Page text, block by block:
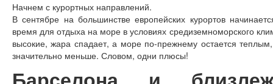
Начнем с курортных направлений.
В сентябре на большинстве европейских курортов
время для отдыха на море в условиях средиземноморского
высокие, жара спадает, а море по-прежнему остается
значительно меньше. Словом, одни плюсы!